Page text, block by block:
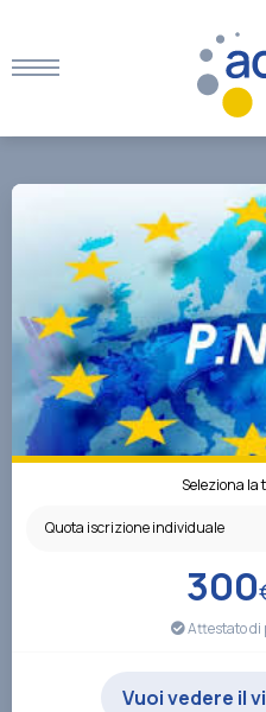
La
Seleziona la
300
Attestato di
Vuoi vedere il